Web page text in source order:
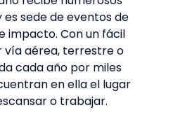
sede de eventos de
impacto. Con un fácil
vía aérea, terrestre o
cada año por miles
en ella el lugar
o trabajar.